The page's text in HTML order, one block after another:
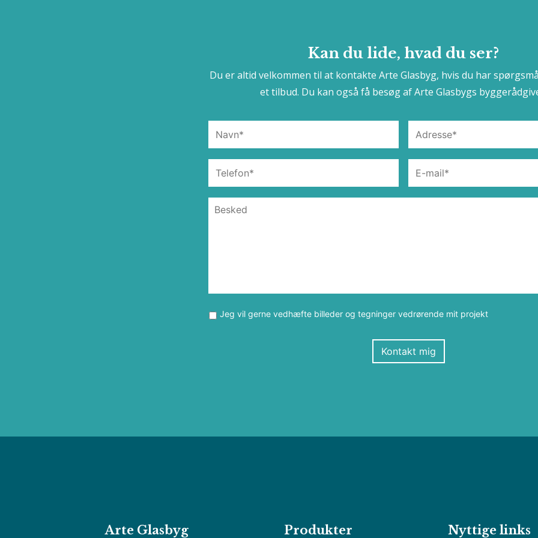
Kan du lide, hvad du ser?
Du er altid velkommen til at kontakte Arte Glasbyg, hvis du har
et tilbud. Du kan også få besøg af Arte Glasbygs
Jeg vil gerne vedhæfte billeder og tegninger vedrørende mit projekt
Kontakt mig
Arte Glasbyg Produkter Nyttige links